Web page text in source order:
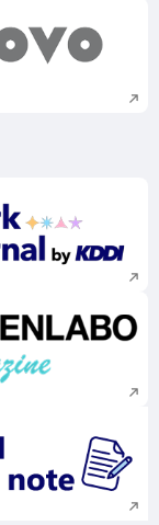
新規ウィンドウで
新規ウィンドウで
新規ウィンドウで
新規ウィンドウで